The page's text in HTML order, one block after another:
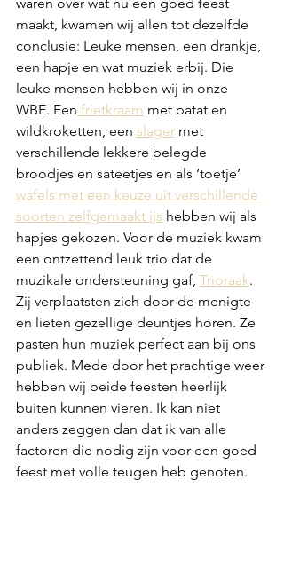
maakt, kwamen wij allen tot dezelfde
conclusie: Leuke mensen, een drankje,
een hapje en wat muziek erbij. Die
leuke mensen hebben wij in onze
WBE. Een frietkraam met patat en
wildkroketten, een slager met
verschillende lekkere belegde
broodjes en sateetjes en als ‘toetje’
wafels met een keuze uit verschillende
soorten zelfgemaakt ijs hebben wij als
hapjes gekozen. Voor de muziek kwam
een ontzettend leuk trio dat de
muzikale ondersteuning gaf, Trioraak.
Zij verplaatsten zich door de menigte
en lieten gezellige deuntjes horen. Ze
pasten hun muziek perfect aan bij ons
publiek. Mede door het prachtige weer
hebben wij beide feesten heerlijk
buiten kunnen vieren. Ik kan niet
anders zeggen dan dat ik van alle
factoren die nodig zijn voor een goed
feest met volle teugen heb genoten.